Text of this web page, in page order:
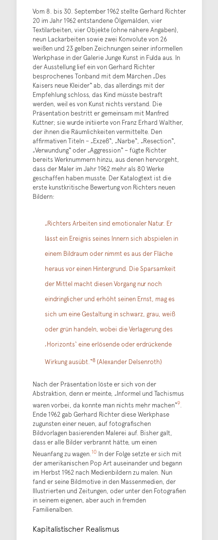
Vom 8. bis 30. September 1962 stellte Gerhard Richter
20 im Jahr 1962 entstandene Ölgemälden, vier
Textilarbeiten, vier Objekte (ohne nähere Angaben),
neun Lackarbeiten sowie zwei Konvolute von 26
weißen und 23 gelben Zeichnungen seiner informellen
Werkphase in der Galerie Junge Kunst in Fulda aus. In
der Ausstellung lief ein von Gerhard Richter
besprochenes Tonband mit dem Märchen „Des
Kaisers neue Kleider“ ab, das allerdings mit der
Empfehlung schloss, das Kind müsste bestraft
werden, weil es von Kunst nichts verstand. Die
Präsentation bestritt er gemeinsam mit Manfred
Kuttner; sie wurde initiierte von Franz Erhard Walther,
der ihnen die Räumlichkeiten vermittelte. Den
affirmativen Titeln – „Exzeß“, „Narbe“, „Resection“,
„Verwundung“ oder „Aggression“ – fügte Richter
bereits Werknummern hinzu, aus denen hervorgeht,
dass der Maler im Jahr 1962 mehr als 80 Werke
geschaffen haben musste. Der Katalogtext ist die
erste kunstkritische Bewertung von Richters neuen
Bildern:
„Richters Arbeiten sind emotionaler Natur. Er
lässt ein Ereignis seines Innern sich abspielen in
einem Bildraum oder nimmt es aus der Fläche
heraus vor einen Hintergrund. Die Sparsamkeit
der Mittel macht diesen Vorgang nur noch
eindringlicher und erhöht seinen Ernst, mag es
sich um eine Gestaltung in schwarz, grau, weiß
oder grün handeln, wobei die Verlagerung des
‚Horizonts‘ eine erlösende oder erdrückende
Wirkung ausübt.“8(Alexander Delsenroth)
Nach der Präsentation löste er sich von der
Abstraktion, denn er meinte, „Informel und Tachismus
waren vorbei, da konnte man nichts mehr machen“9.
Ende 1962 gab Gerhard Richter diese Werkphase
zugunsten einer neuen, auf fotografischen
Bildvorlagen basierenden Malerei auf. Bisher galt,
dass er alle Bilder verbrannt hätte, um einen
Neuanfang zu wagen.10 In der Folge setzte er sich mit
der amerikanischen Pop Art auseinander und begann
im Herbst 1962 nach Medienbildern zu malen. Nun
fand er seine Bildmotive in den Massenmedien, der
Illustrierten und Zeitungen, oder unter den Fotografien
in seinem eigenen, aber auch in fremden
Familienalben.
Kapitalistischer Realismus